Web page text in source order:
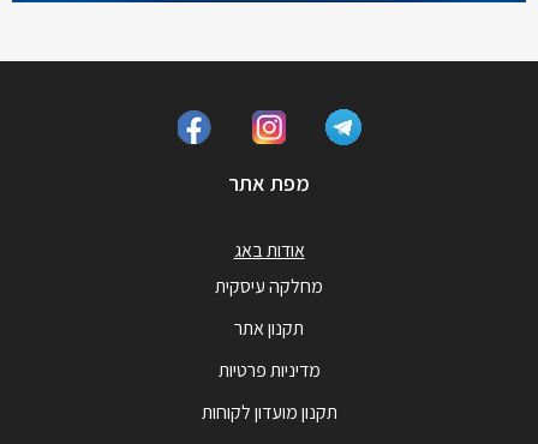
מפת אתר
אודות באג
מחלקה עיסקית
תקנון אתר
מדיניות פרטיות
תקנון מועדון לקוחות